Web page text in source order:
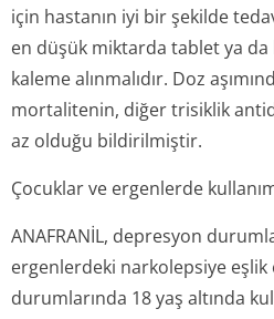
için hastanın iyi bir şekilde
en düşük miktarda tablet ya
kaleme alınmalıdır. Doz
mortalitenin, diğer trisiklik
az olduğu bildirilmiştir.
Çocuklar ve ergenlerde
ANAFRANİL, depresyon
ergenlerdeki narkolepsiye eşlik
durumlarında 18 yaş altında